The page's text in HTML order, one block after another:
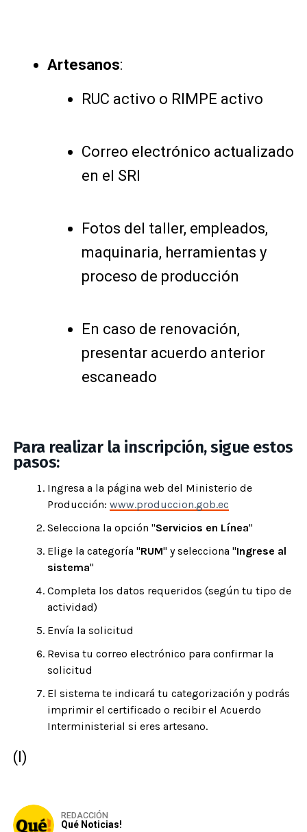
Artesanos:
RUC activo o RIMPE activo
Correo electrónico actualizado
en el SRI
Fotos del taller, empleados,
maquinaria, herramientas y
proceso de producción
En caso de renovación,
presentar acuerdo anterior
escaneado
Para realizar la inscripción, sigue estos
pasos:
Ingresa a la página web del Ministerio de
Producción: www.produccion.gob.ec
Selecciona la opción "Servicios en Línea"
Elige la categoría "RUM" y selecciona "Ingrese al
sistema"
Completa los datos requeridos (según tu tipo de
actividad)
Envía la solicitud
Revisa tu correo electrónico para confirmar la
solicitud
El sistema te indicará tu categorización y podrás
imprimir el certificado o recibir el Acuerdo
Interministerial si eres artesano.
(I)
REDACCIÓN
Qué Noticias!